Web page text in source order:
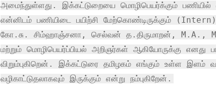
அமைந்துள்ளது. இக்கட்டுறையை மொழிபெயர்க்கும் பணியில்
என்னிடம் பணியிடை பயிற்சி மேற்கொண்டிருக்கும்
கோ.சு. சிம்ஹாஞ்சனா, செல்வன் த.திருமாறன்,
மற்றும் மொழிபெயர்ப்பியல் அறிஞர்கள் ஆகியோருக்கு எனது
விறும்புகிறென். இக்கட்டுரை தமிழகம் எங்கும் உள்ள இளம்
வழிகாட்டுதலாகவும் இருக்கும் என்று நம்புகிறேன்.